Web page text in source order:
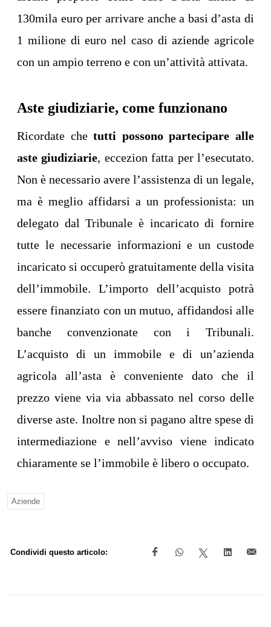
130mila euro per arrivare anche a basi d’asta di
1 milione di euro nel caso di aziende agricole
con un ampio terreno e con un’attività attivata.
Aste giudiziarie, come funzionano
Ricordate chetutti possono partecipare alle
aste giudiziarie, eccezion fatta per l’esecutato.
Non è necessario avere l’assistenza di un legale,
ma è meglio affidarsi a un professionista: un
delegato dal Tribunale è incaricato di fornire
tutte le necessarie informazioni e un custode
incaricato si occuperò gratuitamente della visita
dell’immobile. L’importo dell’acquisto potrà
essere finanziato con un mutuo, affidandosi alle
banche convenzionate con i Tribunali.
L’acquisto di un immobile e di un’azienda
agricola all’asta è conveniente dato che il
prezzo viene via via abbassato nel corso delle
diverse aste. Inoltre non si pagano altre spese di
intermediazione e nell’avviso viene indicato
chiaramente se l’immobile è libero o occupato.
Aziende
Condividi questo articolo: